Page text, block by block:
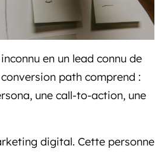
en un lead connu de
path comprend :
une call-to-action, une
digital. Cette personne